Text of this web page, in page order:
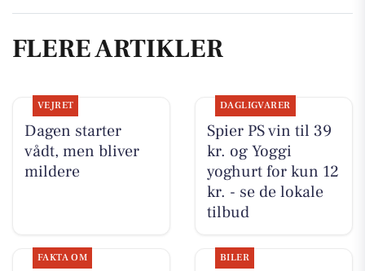
FLERE ARTIKLER
VEJRET
Dagen starter
vådt, men bliver
mildere
DAGLIGVARER
Spier PS vin til 39
kr. og Yoggi
yoghurt for kun 12
kr. - se de lokale
tilbud
FAKTA OM BILER